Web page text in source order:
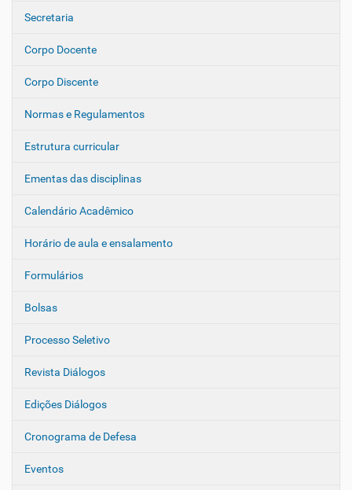
e
a
ç
o
Secretaria
Corpo Docente
Corpo Discente
Normas e Regulamentos
Estrutura curricular
Ementas das disciplinas
Calendário Acadêmico
Horário de aula e ensalamento
Formulários
Bolsas
Processo Seletivo
Revista Diálogos
Edições Diálogos
Cronograma de Defesa
Eventos